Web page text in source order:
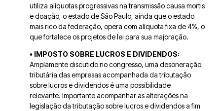
utiliza alíquotas progressivas na transmissão causa mortis
e doação, o estado de São Paulo, ainda que o estado
mais rico da federação, opera com alíquota fixa de 4%, o
que fortalece os projetos de lei para sua majoração.
• IMPOSTO SOBRE LUCROS E DIVIDENDOS:
Amplamente discutido no congresso, uma desoneração
tributária das empresas acompanhada da tributação
sobre lucros e dividendos é uma possibilidade
relevante. Importante acompanhar as alterações na
legislação da tributação sobre lucros e dividendos a fim